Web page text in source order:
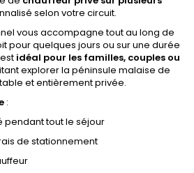
selon votre circuit.
vous accompagne tout au long de
pour quelques jours ou sur une durée
idéal pour les familles, couples ou
explorer la péninsule malaise de
et entièrement privée.
:
pendant tout le séjour
de stationnement